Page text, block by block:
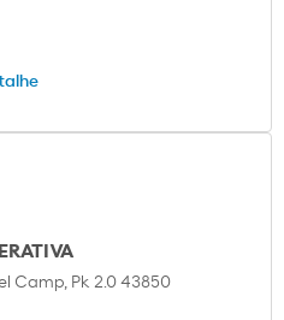
Camp, Pk 2.0 43850